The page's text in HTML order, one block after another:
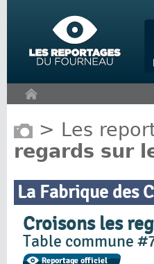
> Les
regards sur
La Fabrique des
Croisons les
Table commune